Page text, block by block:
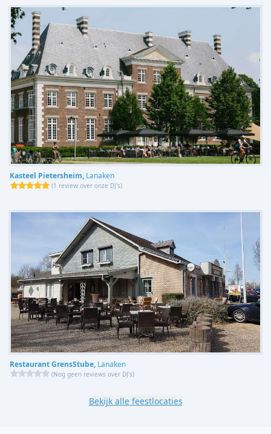
Kasteel Pietersheim, Lanaken
(1 review over onze DJ's)
Restaurant GrensStube, Lanaken
(Nog geen reviews over DJ's)
Bekijk alle feestlocaties